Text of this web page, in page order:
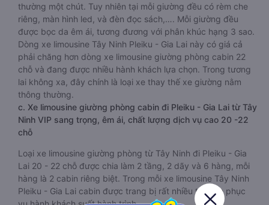
thường một chút. Tuy nhiên tại mỗi giường đều có rèm che
riêng, màn hình led, và đèn đọc sách,…. Mỗi giường đều
được bọc da êm ái, tương đương với phân khúc hạng 3 sao.
Dòng xe limousine Tây Ninh Pleiku - Gia Lai này có giá cả
phải chăng hơn dòng xe limousine giường phòng cabin 22
chỗ và đang được nhiều hành khách lựa chọn. Trong tương
lai không xa, đây chính là loại xe thay thế xe giường nằm
thông thường.
c. Xe limousine giường phòng cabin đi Pleiku - Gia Lai từ Tây
Ninh VIP sang trọng, êm ái, chất lượng dịch vụ cao 20 -22
chỗ
Loại xe limousine giường phòng từ Tây Ninh đi Pleiku - Gia
Lai 20 - 22 chỗ được chia làm 2 tầng, 2 dãy và 6 hàng, mỗi
hàng là 2 cabin riêng biệt. Trong mỗi xe limousine Tây Ninh
Pleiku - Gia Lai cabin được trang bị rất nhiều tiện ích phục